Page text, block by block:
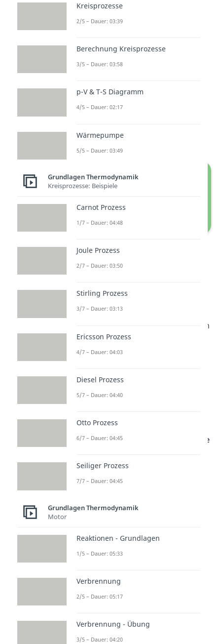
thermische Zustandsgleichung
ein, erhält man:
Auch die Druckänderungsarbeit
grafisch darstellen. Diese
entspricht dabei der
Achse(der vertikalen Achse).
Wärme
Betrachten wir nun den
der isochoren
Zustandsänderung. Die
für dieinnere Energie
wie folgt darstellen:
beschreibt dabei die bei
irreversiblen
relevante
reversiblen Prozessen gilt
. Wie wir oben
isochoren Zustandsänderung die
null, deswegen folgt für die
Wärme
oder
(für irreversiblen
Kreisprozesse
2/5 – Dauer: 03:39
Berechnung Kreisprozesse
3/5 – Dauer: 03:58
p-V & T-S Diagramm
4/5 – Dauer: 02:17
Wärmepumpe
5/5 – Dauer: 03:49
Grundlagen Thermodynamik
Kreisprozesse: Beispiele
Carnot Prozess
1/7 – Dauer: 04:48
Joule Prozess
2/7 – Dauer: 03:50
Stirling Prozess
3/7 – Dauer: 03:13
Ericsson Prozess
4/7 – Dauer: 04:03
Diesel Prozess
5/7 – Dauer: 04:40
Otto Prozess
6/7 – Dauer: 04:45
Seiliger Prozess
7/7 – Dauer: 04:45
Grundlagen Thermodynamik
Motor
Reaktionen - Grundlagen
1/5 – Dauer: 05:33
Verbrennung
2/5 – Dauer: 05:17
Verbrennung - Übung
3/5 – Dauer: 04:20